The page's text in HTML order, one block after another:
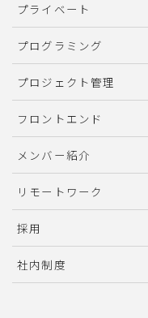
プライベート
プログラミング
プロジェクト管理
フロントエンド
メンバー紹介
リモートワーク
採用
社内制度